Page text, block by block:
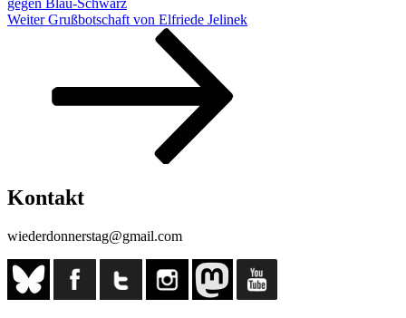
gegen Blau-Schwarz
Nächster
Weiter Grußbotschaft von Elfriede Jelinek
Kontakt
wiederdonnerstag@gmail.com